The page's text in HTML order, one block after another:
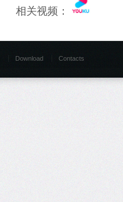
相关视频：
Download Contacts